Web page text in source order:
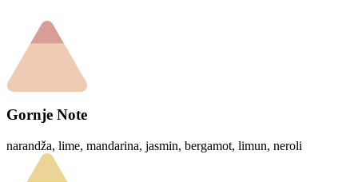
Gornje Note
narandža, lime, mandarina, jasmin, bergamot, limun, neroli